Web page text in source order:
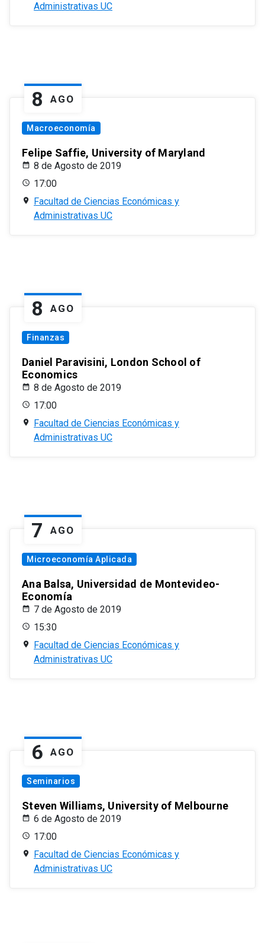
Administrativas UC
8 AGO
Macroeconomía
Felipe Saffie, University of Maryland
8 de Agosto de 2019
17:00
Facultad de Ciencias Económicas y
Administrativas UC
8 AGO
Finanzas
Daniel Paravisini, London School of
Economics
8 de Agosto de 2019
17:00
Facultad de Ciencias Económicas y
Administrativas UC
7 AGO
Microeconomía Aplicada
Ana Balsa, Universidad de Montevideo-
Economía
7 de Agosto de 2019
15:30
Facultad de Ciencias Económicas y
Administrativas UC
6 AGO
Seminarios
Steven Williams, University of Melbourne
6 de Agosto de 2019
17:00
Facultad de Ciencias Económicas y
Administrativas UC